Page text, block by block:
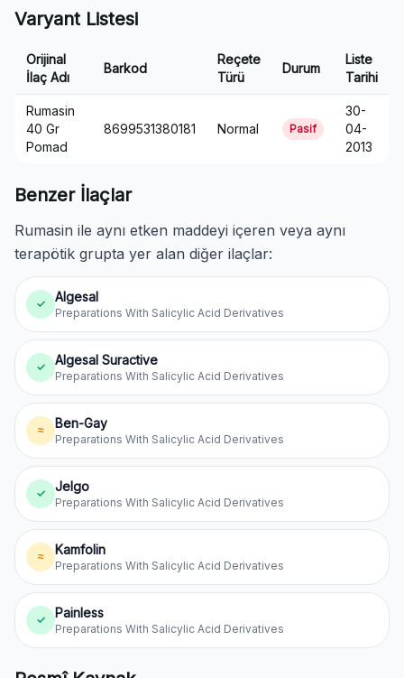
Varyant Listesi
Orijinal
İlaç Adı
Barkod
Reçete
Türü
Durum
Liste
Tarihi
Rumasin
40 Gr
Pomad
8699531380181 Normal Pasif
30-
04-
2013
Benzer İlaçlar
Rumasin ile aynı etken maddeyi içeren veya aynı
terapötik grupta yer alan diğer ilaçlar:
✓ Algesal
Preparations With Salicylic Acid Derivatives
✓ Algesal Suractive
Preparations With Salicylic Acid Derivatives
≈ Ben-Gay
Preparations With Salicylic Acid Derivatives
✓ Jelgo
Preparations With Salicylic Acid Derivatives
≈ Kamfolin
Preparations With Salicylic Acid Derivatives
✓ Painless
Preparations With Salicylic Acid Derivatives